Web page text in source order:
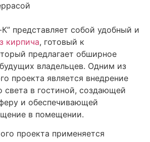
представляет собой удобный и
кирпича, готовый к
предлагает обширное
владельцев. Одним из
проекта является внедрение
света в гостиной, создающей
и обеспечивающей
в помещении.
проекта применяется